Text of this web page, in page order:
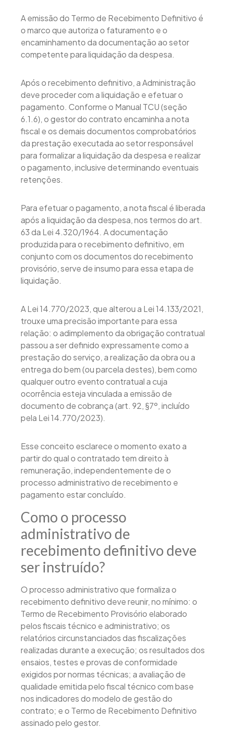
A emissão do Termo de Recebimento Definitivo é
o marco que autoriza o faturamento e o
encaminhamento da documentação ao setor
competente para liquidação da despesa.
Após o recebimento definitivo, a Administração
deve proceder com a liquidação e efetuar o
pagamento. Conforme o Manual TCU (seção
6.1.6), o gestor do contrato encaminha a nota
fiscal e os demais documentos comprobatórios
da prestação executada ao setor responsável
para formalizar a liquidação da despesa e realizar
o pagamento, inclusive determinando eventuais
retenções.
Para efetuar o pagamento, a nota fiscal é liberada
após a liquidação da despesa, nos termos do art.
63 da Lei 4.320/1964. A documentação
produzida para o recebimento definitivo, em
conjunto com os documentos do recebimento
provisório, serve de insumo para essa etapa de
liquidação.
A Lei 14.770/2023, que alterou a Lei 14.133/2021,
trouxe uma precisão importante para essa
relação: o adimplemento da obrigação contratual
passou a ser definido expressamente como a
prestação do serviço, a realização da obra ou a
entrega do bem (ou parcela destes), bem como
qualquer outro evento contratual a cuja
ocorrência esteja vinculada a emissão de
documento de cobrança (art. 92, §7º, incluído
pela Lei 14.770/2023).
Esse conceito esclarece o momento exato a
partir do qual o contratado tem direito à
remuneração, independentemente de o
processo administrativo de recebimento e
pagamento estar concluído.
Como o processo
administrativo de
recebimento definitivo deve
ser instruído?
O processo administrativo que formaliza o
recebimento definitivo deve reunir, no mínimo: o
Termo de Recebimento Provisório elaborado
pelos fiscais técnico e administrativo; os
relatórios circunstanciados das fiscalizações
realizadas durante a execução; os resultados dos
ensaios, testes e provas de conformidade
exigidos por normas técnicas; a avaliação de
qualidade emitida pelo fiscal técnico com base
nos indicadores do modelo de gestão do
contrato; e o Termo de Recebimento Definitivo
assinado pelo gestor.